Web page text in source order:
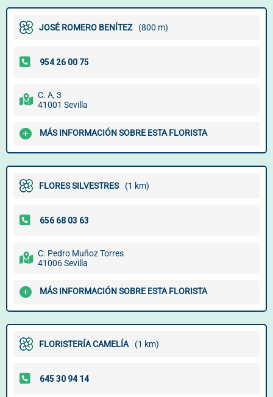
JOSÉ ROMERO BENÍTEZ (800 m)
C. A, 3
41001 Sevilla
MÁS INFORMACIÓN SOBRE ESTA FLORISTA
FLORES SILVESTRES (1 km)
C. Pedro Muñoz Torres
41006 Sevilla
MÁS INFORMACIÓN SOBRE ESTA FLORISTA
FLORISTERÍA CAMELÍA (1 km)